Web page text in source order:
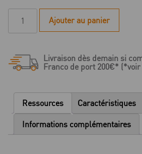
Butée
pour
Foret
pilote
-
Ajouter au panier
Livraison dès demain si
Franco de port 200€* (*voir
Ressources Caractéristiques
Informations complémentaires